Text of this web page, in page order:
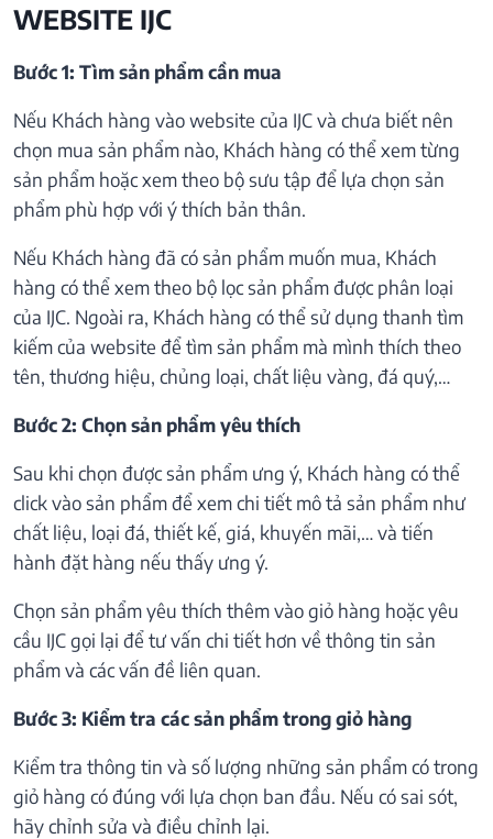
WEBSITE IJC
Bước 1: Tìm sản phẩm cần mua
Nếu Khách hàng vào website của IJC và chưa biết nên
chọn mua sản phẩm nào, Khách hàng có thể xem từng
sản phẩm hoặc xem theo bộ sưu tập để lựa chọn sản
phẩm phù hợp với ý thích bản thân.
Nếu Khách hàng đã có sản phẩm muốn mua, Khách
hàng có thể xem theo bộ lọc sản phẩm được phân loại
của IJC. Ngoài ra, Khách hàng có thể sử dụng thanh tìm
kiếm của website để tìm sản phẩm mà mình thích theo
tên, thương hiệu, chủng loại, chất liệu vàng, đá quý,…
Bước 2: Chọn sản phẩm yêu thích
Sau khi chọn được sản phẩm ưng ý, Khách hàng có thể
click vào sản phẩm để xem chi tiết mô tả sản phẩm như
chất liệu, loại đá, thiết kế, giá, khuyến mãi,… và tiến
hành đặt hàng nếu thấy ưng ý.
Chọn sản phẩm yêu thích thêm vào giỏ hàng hoặc yêu
cầu IJC gọi lại để tư vấn chi tiết hơn về thông tin sản
phẩm và các vấn đề liên quan.
Bước 3: Kiểm tra các sản phẩm trong giỏ hàng
Kiểm tra thông tin và số lượng những sản phẩm có trong
giỏ hàng có đúng với lựa chọn ban đầu. Nếu có sai sót,
hãy chỉnh sửa và điều chỉnh lại.